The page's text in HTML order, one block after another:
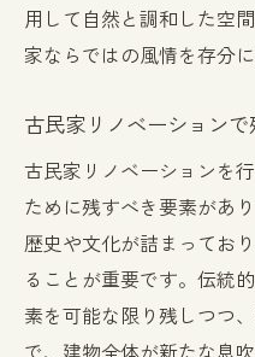
用して自然と調和した空
家ならではの風情を存分
古民家リノベーション
古民家リノベーションを
ために残すべき要素があ
歴史や文化が詰まってお
ることが重要です。伝統
素を可能な限り残しつつ
で、建物全体が新たな息